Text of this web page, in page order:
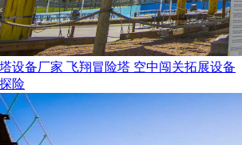
设备厂家 飞翔冒险塔 空中闯关拓展设备
险